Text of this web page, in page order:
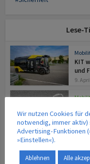
Lese-
KIT
und
9.
9.
Wir nutzen Cookies für
notwendig, immer
Advertising-Funktionen
»Einstellen«).
Ablehnen Alle